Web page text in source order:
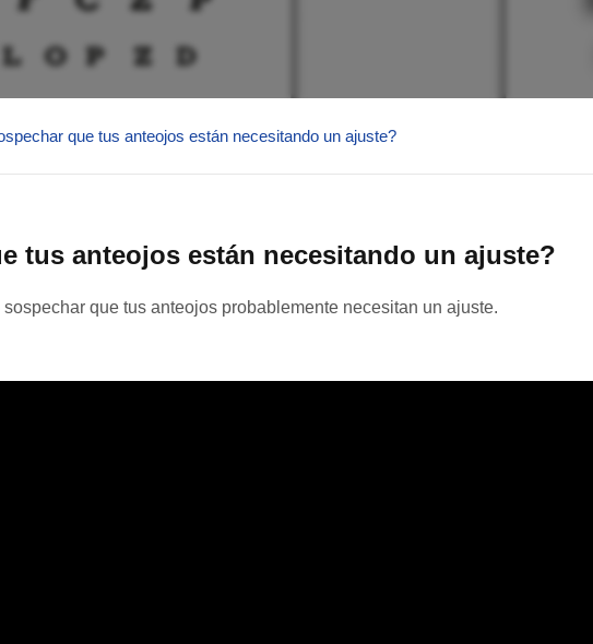
que tus anteojos están necesitando un ajuste?
tus anteojos están necesitando un ajuste?
que tus anteojos probablemente necesitan un ajuste.